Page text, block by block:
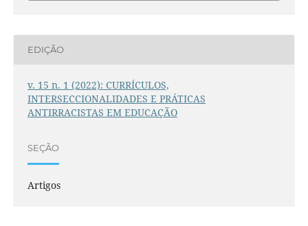
EDIÇÃO
v. 15 n. 1 (2022): CURRÍCULOS,
INTERSECCIONALIDADES E PRÁTICAS
ANTIRRACISTAS EM EDUCAÇÃO
SEÇÃO
Artigos